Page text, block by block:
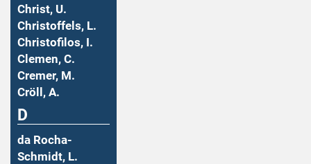
Christ, U.
Christoffels, L.
Christofilos, I.
Clemen, C.
Cremer, M.
Cröll, A.
D
da Rocha-
Schmidt, L.